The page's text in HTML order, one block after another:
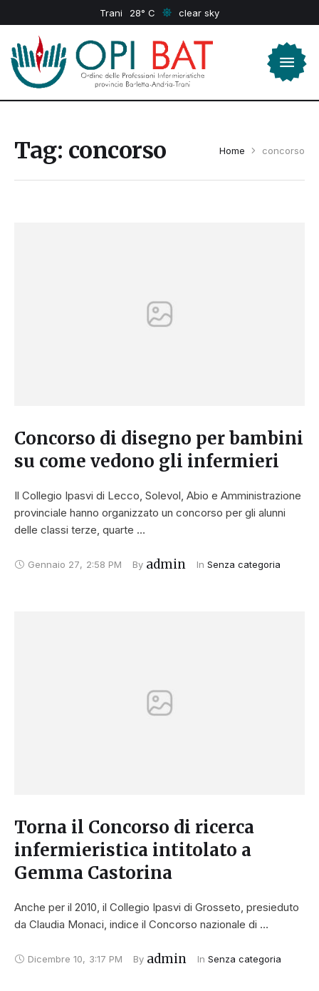
Trani 28 clear sky
Tag: concorso Home concorso
Concorso di disegno per bambini
su come vedono gli infermieri
Il Collegio Ipasvi di Lecco, Solevol, Abio e Amministrazione
provinciale hanno organizzato un concorso per gli alunni
delle classi terze, quarte …
Gennaio 27, 2:58 PM By admin In Senza categoria
Torna il Concorso di ricerca
infermieristica intitolato a
Gemma Castorina
Anche per il 2010, il Collegio Ipasvi di Grosseto, presieduto
da Claudia Monaci, indice il Concorso nazionale di …
Dicembre 10, 3:17 PM By admin In Senza categoria